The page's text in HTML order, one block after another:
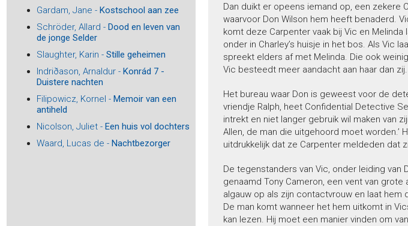
De familie Drukker en de tragiek van
Joods Alkmaar
Baar, Peter-Paul de -Theo Thijssen (1879-1943) - Schrijver,
Bach, Tabea -
De Zijdevilla
leugens
Bailey, Sarah -De huisgenoot
Bakboord, Henk -Billenkoek - Avonturen van een stoute
Gardam, Jane - Kostschool aan zee
Schröder, Allard - Dood en leven van
de jonge Selder
Slaughter, Karin - Stille geheimen
Indriðason, Arnaldur - Konrád 7 -
Duistere nachten
Filipowicz, Kornel - Memoir van een
antiheld
Nicolson, Juliet - Een huis vol dochters
Waard, Lucas de - Nachtbezorger
Dan duikt er opeens iemand op, een zekere
waarvoor Don Wilson hem heeft benaderd.
komt deze Carpenter vaak bij Vic en
onder in Charley’s huisje in het bos. Als Vic
spreekt elders af met Melinda. Die ook
Vic besteedt meer aandacht aan haar dan zij.
Het bureau waar Don is geweest voor de
vriendje Ralph, heet Confidential Detective
intrekt en niet langer gebruik wil maken van
Allen, de man die uitgehoord moet worden.’
uitdrukkelijk dat ze Carpenter meldeden dat
De tegenstanders van Vic, onder leiding
genaamd Tony Cameron, een vent van
algauw op als zijn contactvrouw en laat hem
De man komt wanneer het hem uitkomt in
kan lezen. Hij moet een manier vinden om